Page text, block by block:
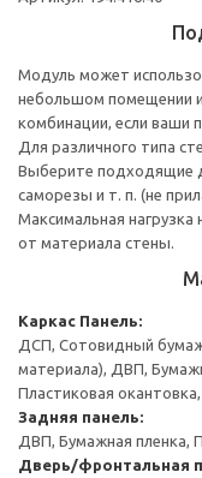
Модуль может
небольшом помещении
комбинации, если ваши
Для различного типа
Выберите подходящие
саморезы и т. п. (не
Максимальная нагрузка
от материала стены.
Каркас Панель:
ДСП, Сотовидный
материала), ДВП,
Пластиковая
Задняя панель:
ДВП, Бумажная пленка,
Дверь/фронтальная